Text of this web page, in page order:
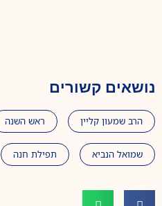
נושאים קשורים
הרב שמעון קליין ראש השנה
שמואל הנביא תפילת חנה